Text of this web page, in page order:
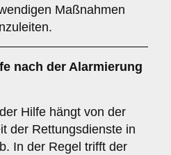
Maßnahmen
nach der Alarmierung
Hilfe hängt von der
der Rettungsdienste in
In der Regel trifft der